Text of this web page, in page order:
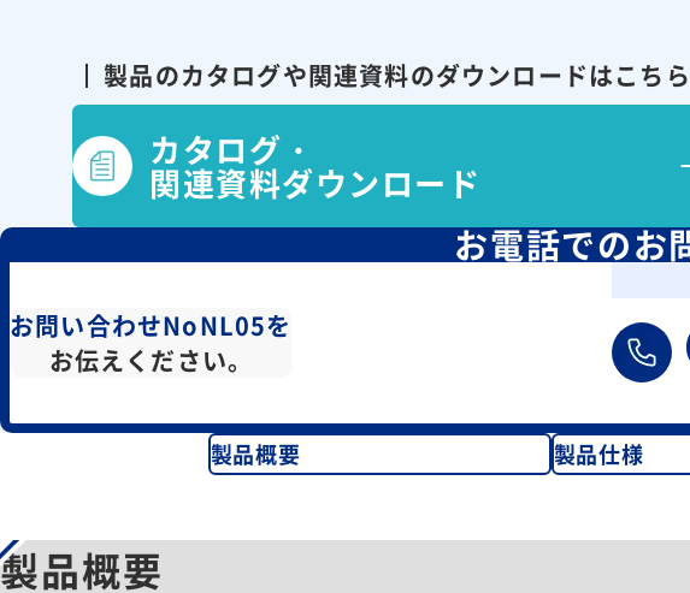
製品のカタログや関連資料のダウンロードはこちら
カタログ・
関連資料ダウンロード
お電話でのお
お問い合わせNoNL05を
お伝えください。
製品概要 製品仕様
製品概要